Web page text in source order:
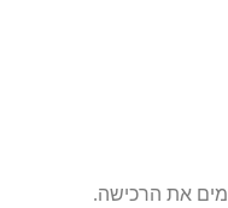
את הרכישה.